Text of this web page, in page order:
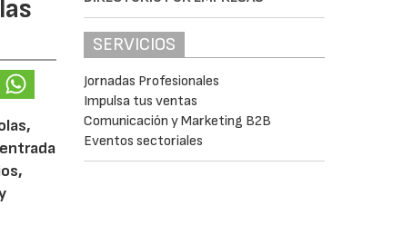
SERVICIOS
Jornadas Profesionales
Impulsa tus ventas
Comunicación y Marketing B2B
Eventos sectoriales